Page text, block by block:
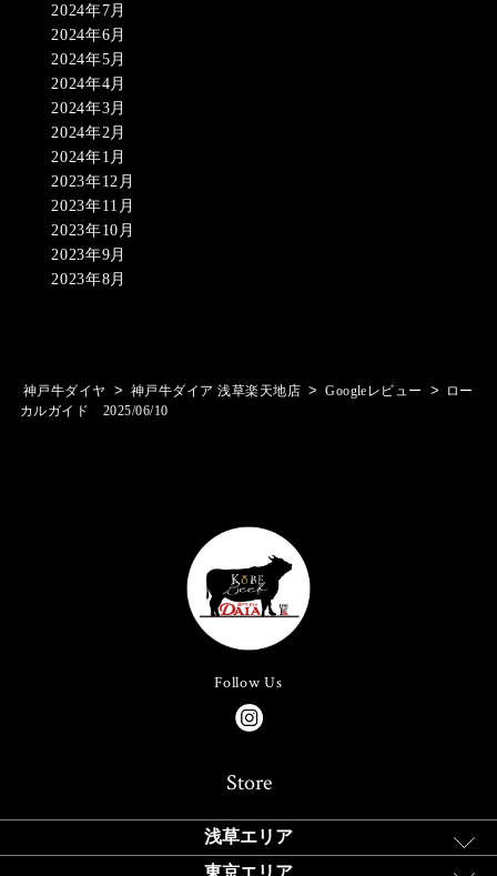
2024年7月
2024年6月
2024年5月
2024年4月
2024年3月
2024年2月
2024年1月
2023年12月
2023年11月
2023年10月
2023年9月
2023年8月
神戸牛ダイヤ > 神戸牛ダイア 浅草楽天地店 > Googleレビュー >
ロー
カルガイド 2025/06/10
Follow Us
Store
浅草エリア